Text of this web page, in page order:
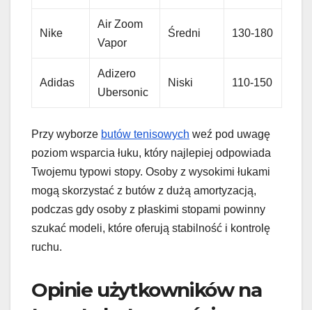
Nike
Air Zoom
Vapor
Średni 130-180
Adidas
Adizero
Ubersonic
Niski 110-150
Przy wyborze butów tenisowych weź pod uwagę
poziom wsparcia łuku, który najlepiej odpowiada
Twojemu typowi stopy. Osoby z wysokimi łukami
mogą skorzystać z butów z dużą amortyzacją,
podczas gdy osoby z płaskimi stopami powinny
szukać modeli, które oferują stabilność i kontrolę
ruchu.
Opinie użytkowników na